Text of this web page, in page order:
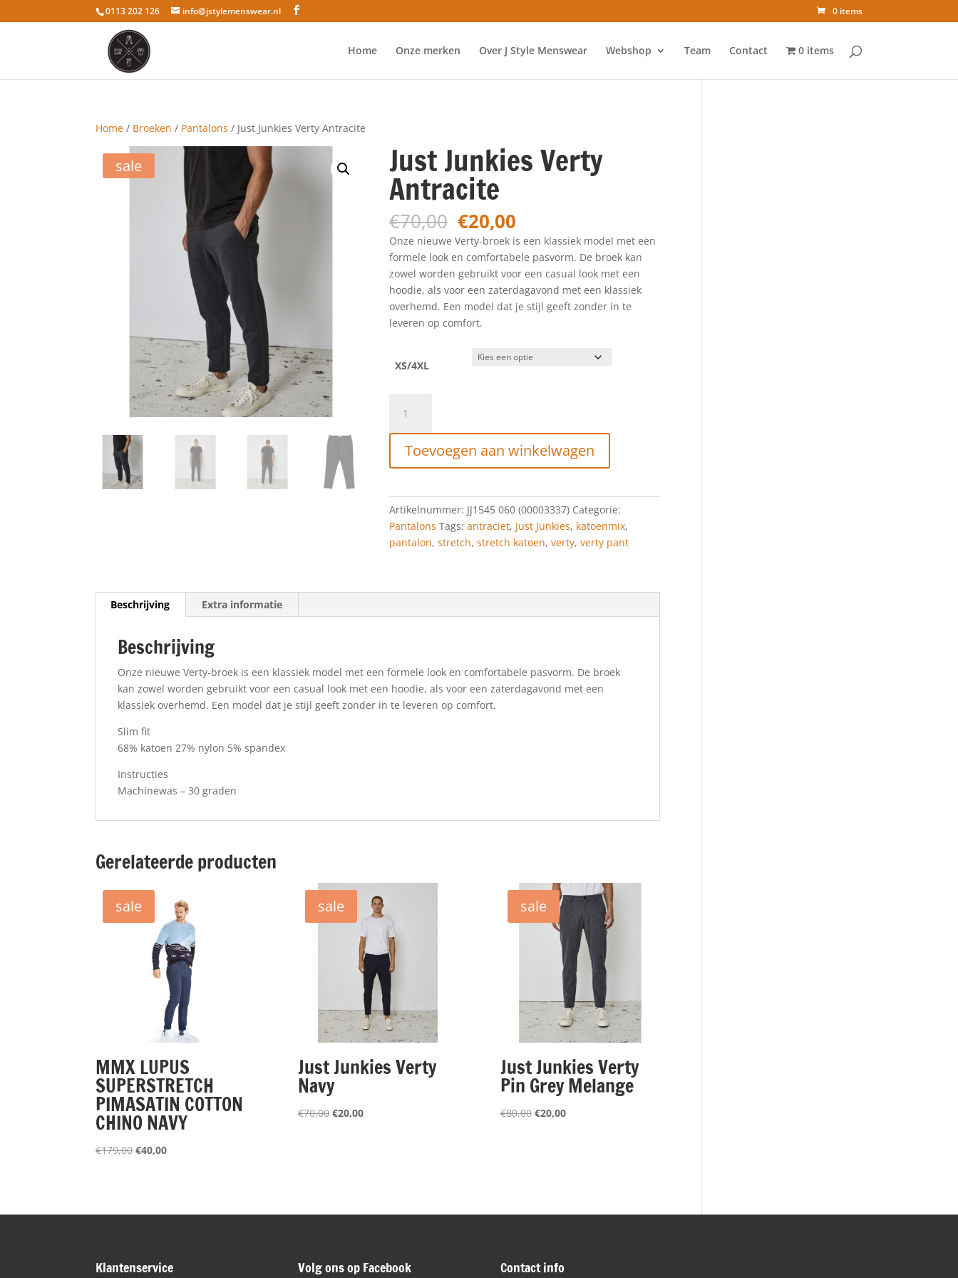
0113 202 126 info@jstylemenswear.nl 0 items
Home Onze merken Over J Style Menswear Webshop Team Contact 0 items
Home / Broeken / Pantalons / Just Junkies Verty Antracite
sale Just Junkies Verty
Antracite
€70,00 Oorspronkelijke
prijs
was:
€70,00.
€20,00
prijs
is:
€20,00.
Onze nieuwe Verty-broek is een klassiek model met een
formele look en comfortabele pasvorm. De broek kan
zowel worden gebruikt voor een casual look met een
hoodie, als voor een zaterdagavond met een klassiek
overhemd. Een model dat je stijl geeft zonder in te
leveren op comfort.
XS/4XL
Junkies
Verty
Antracite
aantal
Toevoegen aan winkelwagen
Artikelnummer: JJ1545 060 (00003337) Categorie:
Pantalons Tags:antraciet, Just Junkies, katoenmix,
pantalon,stretch,stretch katoen,verty,verty pant
Beschrijving Extra informatie
Beschrijving
Onze nieuwe Verty-broek is een klassiek model met een formele look en comfortabele pasvorm. De broek
kan zowel worden gebruikt voor een casual look met een hoodie, als voor een zaterdagavond met een
klassiek overhemd. Een model dat je stijl geeft zonder in te leveren op comfort.
Slim fit
68% katoen 27% nylon 5% spandex
Instructies
Machinewas – 30 graden
Gerelateerde producten
sale
MMX LUPUS
SUPERSTRETCH
PIMASATIN COTTON
CHINO NAVY
€179,00Oorspronkelijke
€40,00Huidige
sale
Just Junkies Verty
Navy
€70,00 Oorspronkelijke
€20,00Huidige
sale
Just Junkies Verty
Pin Grey Melange
€80,00 Oorspronkelijke
€20,00Huidige
Klantenservice Volg ons op Facebook Contact info